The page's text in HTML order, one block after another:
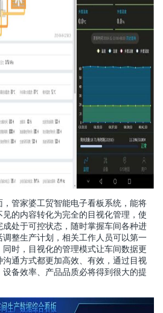
管家婆工贸智能电子看板系统，能将
的内容转化为完全的目视化管理，使
处于可控状态，随时掌握车间各种进
整生产计划，相关工作人员可以第一
时，目视化的管理模式让车间数据更
通方式都更加高效、有效，通过目视
备效率、产品品质必将得到很大的提